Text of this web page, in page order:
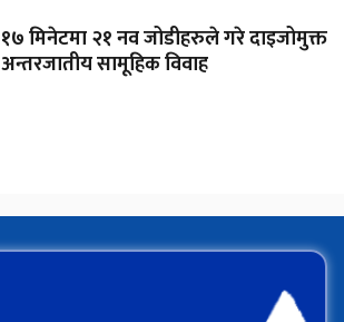
१७ मिनेटमा २१ नव जोडीहरुले गरे दाइजोमुक्त
अन्तरजातीय सामूहिक विवाह